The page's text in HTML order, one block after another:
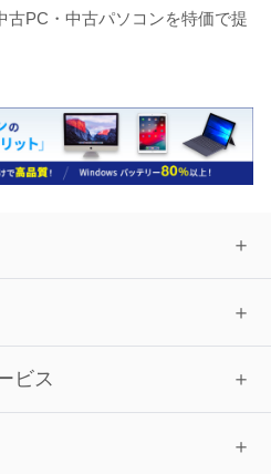
古PC・中古パソコンを特価で提
ビス